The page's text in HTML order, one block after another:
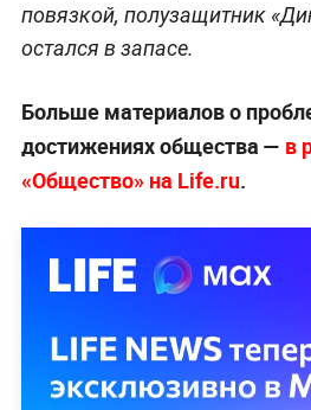
повязкой, полузащитник
остался в запасе.
Больше материалов о
достижениях общества — в
«Общество» на Life.ru.